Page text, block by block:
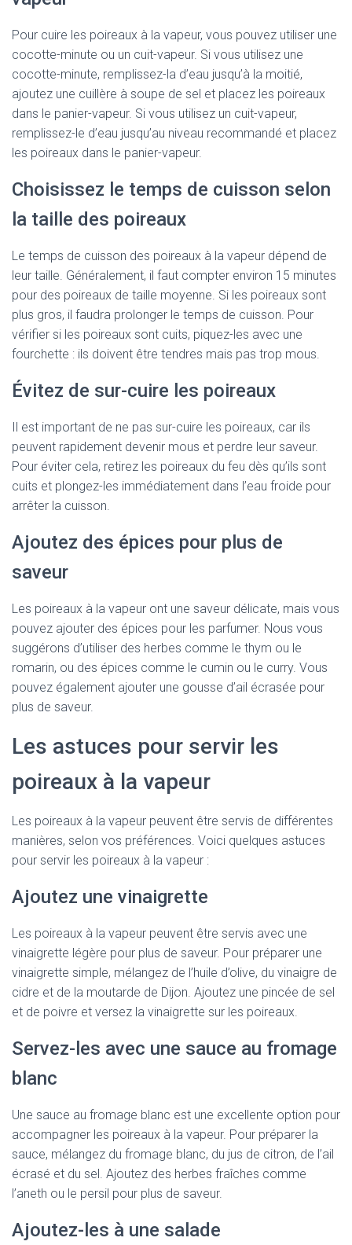
Pour cuire les poireaux à la vapeur, vous pouvez utiliser une
cocotte-minute ou un cuit-vapeur. Si vous utilisez une
cocotte-minute, remplissez-la d’eau jusqu’à la moitié,
ajoutez une cuillère à soupe de sel et placez les poireaux
dans le panier-vapeur. Si vous utilisez un cuit-vapeur,
remplissez-le d’eau jusqu’au niveau recommandé et placez
les poireaux dans le panier-vapeur.
Choisissez le temps de cuisson selon
la taille des poireaux
Le temps de cuisson des poireaux à la vapeur dépend de
leur taille. Généralement, il faut compter environ 15 minutes
pour des poireaux de taille moyenne. Si les poireaux sont
plus gros, il faudra prolonger le temps de cuisson. Pour
vérifier si les poireaux sont cuits, piquez-les avec une
fourchette : ils doivent être tendres mais pas trop mous.
Évitez de sur-cuire les poireaux
Il est important de ne pas sur-cuire les poireaux, car ils
peuvent rapidement devenir mous et perdre leur saveur.
Pour éviter cela, retirez les poireaux du feu dès qu’ils sont
cuits et plongez-les immédiatement dans l’eau froide pour
arrêter la cuisson.
Ajoutez des épices pour plus de
saveur
Les poireaux à la vapeur ont une saveur délicate, mais vous
pouvez ajouter des épices pour les parfumer. Nous vous
suggérons d’utiliser des herbes comme le thym ou le
romarin, ou des épices comme le cumin ou le curry. Vous
pouvez également ajouter une gousse d’ail écrasée pour
plus de saveur.
Les astuces pour servir les
poireaux à la vapeur
Les poireaux à la vapeur peuvent être servis de différentes
manières, selon vos préférences. Voici quelques astuces
pour servir les poireaux à la vapeur :
Ajoutez une vinaigrette
Les poireaux à la vapeur peuvent être servis avec une
vinaigrette légère pour plus de saveur. Pour préparer une
vinaigrette simple, mélangez de l’huile d’olive, du vinaigre de
cidre et de la moutarde de Dijon. Ajoutez une pincée de sel
et de poivre et versez la vinaigrette sur les poireaux.
Servez-les avec une sauce au fromage
blanc
Une sauce au fromage blanc est une excellente option pour
accompagner les poireaux à la vapeur. Pour préparer la
sauce, mélangez du fromage blanc, du jus de citron, de l’ail
écrasé et du sel. Ajoutez des herbes fraîches comme
l’aneth ou le persil pour plus de saveur.
Ajoutez-les à une salade